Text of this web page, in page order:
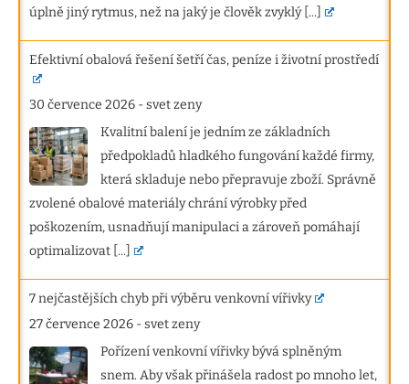
úplně jiný rytmus, než na jaký je člověk zvyklý [...]
Efektivní obalová řešení šetří čas, peníze i životní prostředí
30 července 2026 -svet zeny
Kvalitní balení je jedním ze základních
předpokladů hladkého fungování každé firmy,
která skladuje nebo přepravuje zboží. Správně
zvolené obalové materiály chrání výrobky před
poškozením, usnadňují manipulaci a zároveň pomáhají
optimalizovat [...]
7 nejčastějších chyb při výběru venkovní vířivky
27 července 2026 -svet zeny
Pořízení venkovní vířivky bývá splněným
snem. Aby však přinášela radost po mnoho let,